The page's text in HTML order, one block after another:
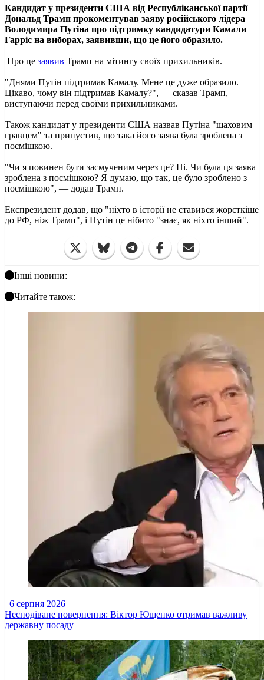
Кандидат у президенти США від Республіканської партії
Дональд Трамп прокоментував заяву російського лідера
Володимира Путіна про підтримку кандидатури Камали
Гарріс на виборах, заявивши, що це його образило.
Про це заявив Трамп на мітингу своїх прихильників.
"Днями Путін підтримав Камалу. Мене це дуже образило.
Цікаво, чому він підтримав Камалу?", — сказав Трамп,
виступаючи перед своїми прихильниками.
Також кандидат у президенти США назвав Путіна "шаховим
гравцем" та припустив, що така його заява була зроблена з
посмішкою.
"Чи я повинен бути засмученим через це? Ні. Чи була ця заява
зроблена з посмішкою? Я думаю, що так, це було зроблено з
посмішкою", — додав Трамп.
Експрезидент додав, що "ніхто в історії не ставився жорсткіше
до РФ, ніж Трамп", і Путін це нібито "знає, як ніхто інший".
Інші новини:
Читайте також:
6 серпня 2026
Несподіване повернення: Віктор Ющенко отримав важливу
державну посаду